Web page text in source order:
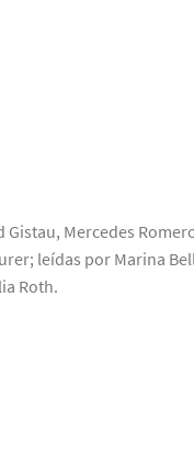
Mercedes
leídas por Marina
Roth.